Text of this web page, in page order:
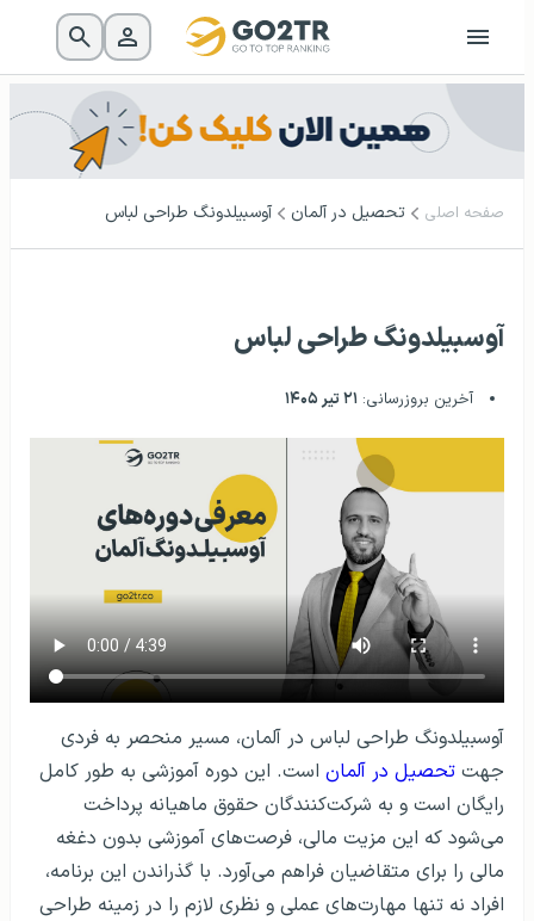
صفحه اصلی تحصیل در آلمان آوسبیلدونگ طراحی لباس
آوسبیلدونگ طراحی لباس
آخرین بروزرسانی: ۲۱ تیر ۱۴۰۵
آوسبیلدونگ طراحی لباس در آلمان، مسیر منحصر به فردی
جهت تحصیل در آلمان است. این دوره آموزشی به طور کامل
رایگان است و به شرکت‌کنندگان حقوق ماهیانه پرداخت
می‌شود که این مزیت مالی، فرصت‌های آموزشی بدون دغغه
مالی را برای متقاضیان فراهم می‌آورد. با گذراندن این برنامه،
افراد نه تنها مهارت‌های عملی و نظری لازم را در زمینه طراحی